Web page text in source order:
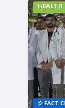
HEALTH
FACT